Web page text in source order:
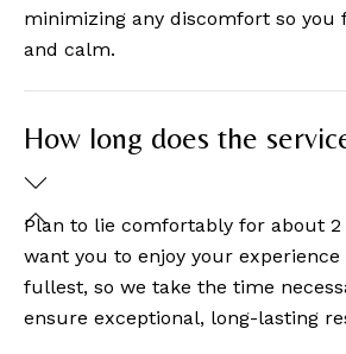
minimizing any discomfort so you
and calm.
How long does the
Plan to lie comfortably for about 2
want you to enjoy your experience
fullest, so we take the time
ensure exceptional, long-lasting